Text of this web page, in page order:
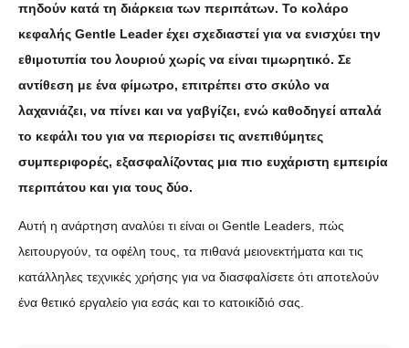
πηδούν κατά τη διάρκεια των περιπάτων. Το κολάρο
κεφαλής Gentle Leader έχει σχεδιαστεί για να ενισχύει την
εθιμοτυπία του λουριού χωρίς να είναι τιμωρητικό. Σε
αντίθεση με ένα φίμωτρο, επιτρέπει στο σκύλο να
λαχανιάζει, να πίνει και να γαβγίζει, ενώ καθοδηγεί απαλά
το κεφάλι του για να περιορίσει τις ανεπιθύμητες
συμπεριφορές, εξασφαλίζοντας μια πιο ευχάριστη εμπειρία
περιπάτου και για τους δύο.
Αυτή η ανάρτηση αναλύει τι είναι οι Gentle Leaders, πώς
λειτουργούν, τα οφέλη τους, τα πιθανά μειονεκτήματα και τις
κατάλληλες τεχνικές χρήσης για να διασφαλίσετε ότι αποτελούν
ένα θετικό εργαλείο για εσάς και το κατοικίδιό σας.